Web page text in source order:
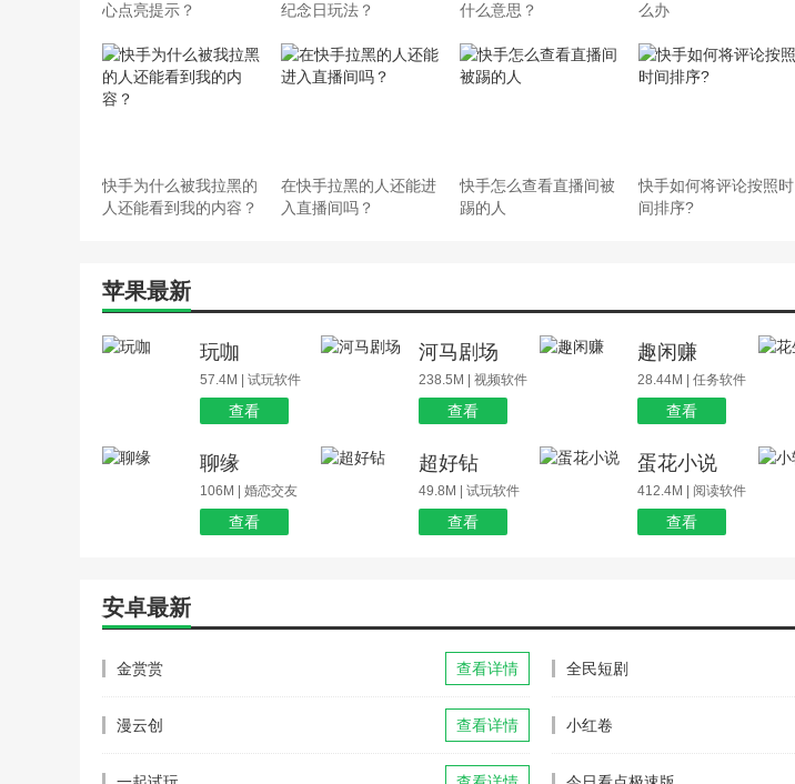
心点亮提示？
纪念日玩法？
什么意思？
么办
快手为什么被我拉黑的
人还能看到我的内容？
在快手拉黑的人还能进
入直播间吗？
快手怎么查看直播间被
踢的人
快手如何将评论按照时
间排序?
苹果最新
玩咖
57.4M | 试玩软件
查看
河马剧场
238.5M | 视频软件
查看
趣闲赚
28.44M | 任务软件
查看
聊缘
106M | 婚恋交友
查看
超好钻
49.8M | 试玩软件
查看
蛋花小说
412.4M | 阅读软件
查看
安卓最新
金赏赏 查看详情 全民短剧
漫云创 查看详情 小红卷